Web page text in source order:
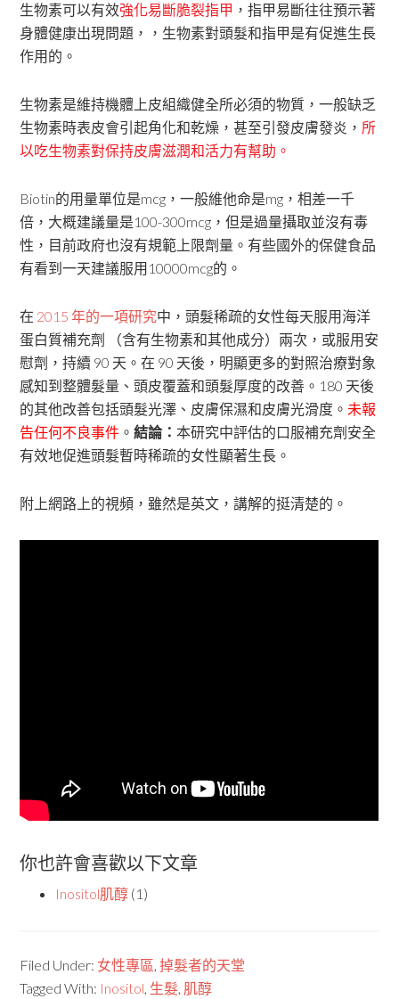
生物素可以有效強化易斷脆裂指甲 ，指甲易斷往往預示著
身體健康出現問題，，生物素對頭髮和指甲是有促進生長
作用的。
生物素是維持機體上皮組織健全所必須的物質，一般缺乏
生物素時表皮會引起角化和乾燥，甚至引發皮膚發炎， 所
以吃生物素對保持皮膚滋潤和活力有幫助。
Biotin的用量單位是mcg，一般維他命是mg，相差一千
倍，大概建議量是100-300mcg，但是過量攝取並沒有毒
性，目前政府也沒有規範上限劑量。有些國外的保健食品
有看到一天建議服用10000mcg的。
在 2015 年的一項研究中，頭髮稀疏的女性每天服用海洋
蛋白質補充劑 （含有生物素和其他成分）兩次，或服用安
慰劑，持續 90 天。在 90 天後，明顯更多的對照治療對象
感知到整體髮量、頭皮覆蓋和頭髮厚度的改善。180 天後
的其他改善包括頭髮光澤、皮膚保濕和皮膚光滑度。 未報
告任何不良事件 。結論：本研究中評估的口服補充劑安全
有效地促進頭髮暫時稀疏的女性顯著生長。
附上網路上的視頻，雖然是英文，講解的挺清楚的。
你也許會喜歡以下文章
Inositol肌醇 (1)
Filed Under: 女性專區,掉髮者的天堂
Tagged With: Inositol, 生髮, 肌醇